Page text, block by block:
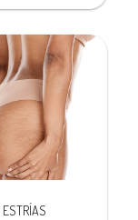
ESTRÍAS